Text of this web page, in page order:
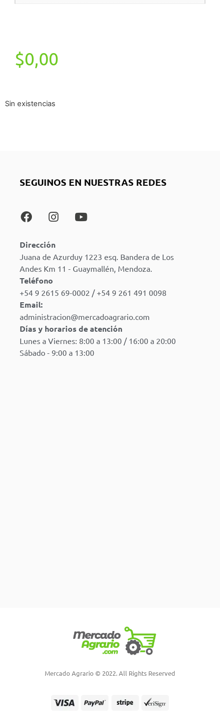
$0,00
Sin existencias
SEGUINOS EN NUESTRAS REDES
Dirección
Juana de Azurduy 1223 esq. Bandera de Los
Andes Km 11 - Guaymallén, Mendoza.
Teléfono
+54 9 2615 69-0002 / +54 9 261 491 0098
Email:
administracion@mercadoagrario.com
Días y horarios de atención
Lunes a Viernes: 8:00 a 13:00 / 16:00 a 20:00
Sábado - 9:00 a 13:00
Mercado Agrario © 2022. All Rights Reserved